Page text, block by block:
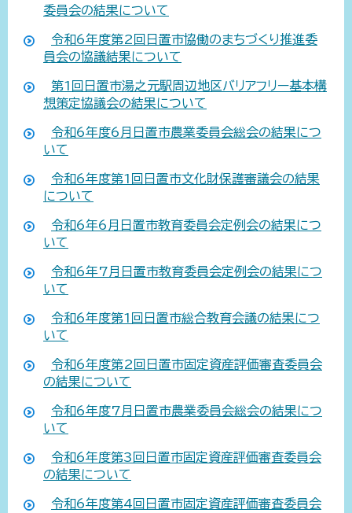
委員会の結果について
令和6年度第2回日置市協働のまちづくり推進委
員会の協議結果について
第1回日置市湯之元駅周辺地区バリアフリー基本構
想策定協議会の結果について
令和6年度6月日置市農業委員会総会の結果につ
いて
令和6年度第1回日置市文化財保護審議会の結果
について
令和6年6月日置市教育委員会定例会の結果につ
いて
令和6年7月日置市教育委員会定例会の結果につ
いて
令和6年度第1回日置市総合教育会議の結果につ
いて
令和6年度第2回日置市固定資産評価審査委員会
の結果について
令和6年度7月日置市農業委員会総会の結果につ
いて
令和6年度第3回日置市固定資産評価審査委員会
の結果について
令和6年度第4回日置市固定資産評価審査委員会